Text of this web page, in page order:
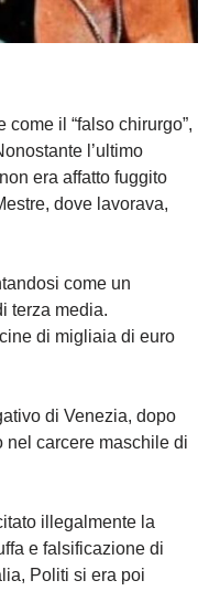
il “falso chirurgo”,
l’ultimo
era affatto fuggito
dove lavorava,
come un
terza media.
di migliaia di euro
di Venezia, dopo
nel carcere maschile di
illegalmente la
e falsificazione di
Politi si era poi